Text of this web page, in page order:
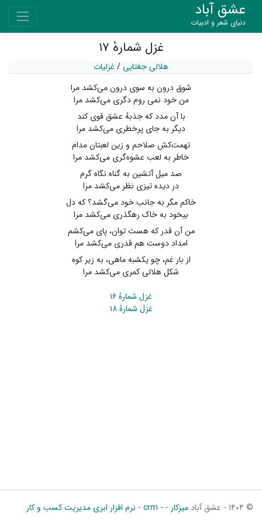
عشق آباد
دنیای شعر و ادبیات
غزل شمارهٔ ۱۷
هلالی جغتایی/ غزلیات
شوق درون به سوی درون می‌کشد مرا
من خود نمی روم دگری می‌کشد مرا
با آن مدد که جذبهٔ عشق قوی کند
دیگر به جای پرخطری می‌کشد مرا
تهمت‌کش صلاحم و زین لعبتان مدام
خاطر به لعب عشوه‌گری می‌کشد مرا
صد میل آتشین به گناه نگاه گرم
در دیده تیزی نظر می‌کشد مرا
خاکم مگر به جانب خود می‌گشد؟ که دل
بیخود به خاک رهگذری می‌کشد مرا
من آن قدر که هست توان، پای می‌کشم
امداد دوست هم قدری می‌کشد مرا
از بار غم، چو یکشبه ماهی، به زیر کوه
شکل هلالی کمری می‌کشد مرا
غزل شمارهٔ ۱۶
غزل شمارهٔ ۱۸
© ۱۴۰۴ - عشق آباد میزکار - - crm - نرم افزار ابری مدیریت کسب و کار